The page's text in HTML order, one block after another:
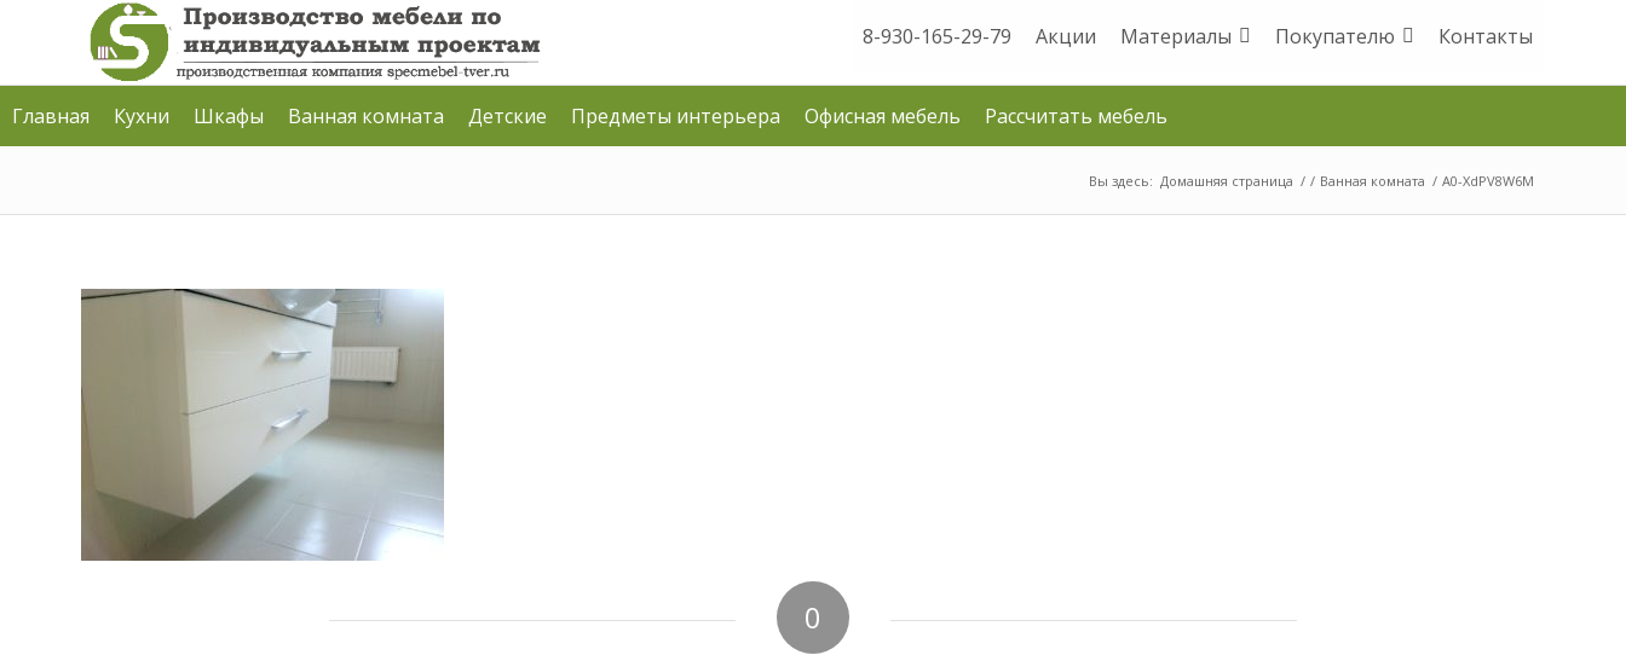
8-930-165-29-79 Акции Материалы Покупателю Контакты
Главная Кухни Шкафы Ванная комната Детские Предметы интерьера Офисная мебель Рассчитать мебель
Вы здесь: Домашняя страница / / Ванная комната / A0-XdPV8W6M
0